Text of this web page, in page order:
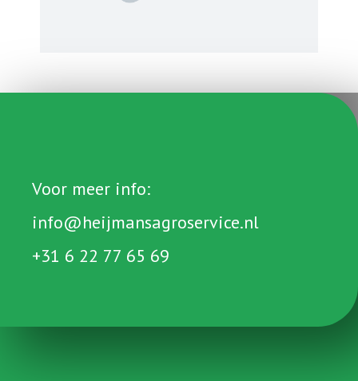
Voor meer info:
info@heijmansagroservice.nl
+31 6 22 77 65 69